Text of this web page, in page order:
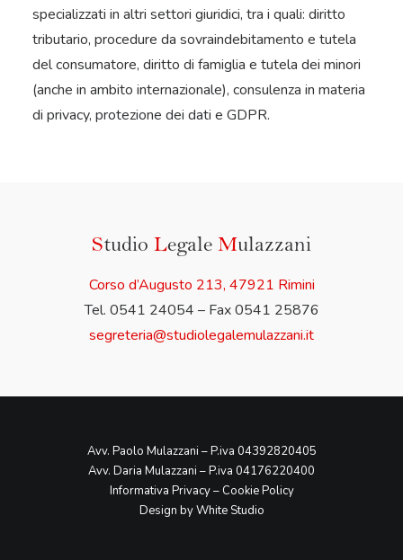
specializzati in altri settori giuridici, tra i quali: diritto
tributario, procedure da sovraindebitamento e tutela
del consumatore, diritto di famiglia e tutela dei minori
(anche in ambito internazionale), consulenza in materia
di privacy, protezione dei dati e GDPR.
Studio Legale Mulazzani
Corso d’Augusto 213, 47921 Rimini
Tel. 0541 24054 – Fax 0541 25876
segreteria@studiolegalemulazzani.it
Avv. Paolo Mulazzani – P.iva 04392820405
Avv. Daria Mulazzani – P.iva 04176220400
Informativa Privacy– Cookie Policy
Design by White Studio